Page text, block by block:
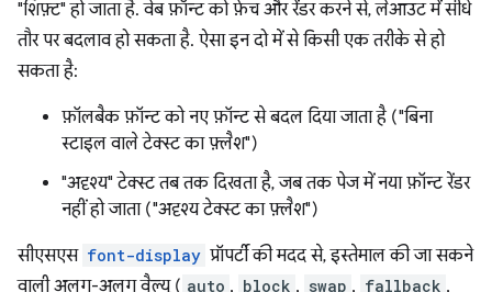
"शिफ़्ट" हो जाता है. वेब फ़ॉन्ट को फ़ेच और रेंडर करने से, लेआउट में सीधे
तौर पर बदलाव हो सकता है. ऐसा इन दो में से किसी एक तरीके से हो
सकता है:
फ़ॉलबैक फ़ॉन्ट को नए फ़ॉन्ट से बदल दिया जाता है ("बिना
स्टाइल वाले टेक्स्ट का फ़्लैश")
"अदृश्य" टेक्स्ट तब तक दिखता है, जब तक पेज में नया फ़ॉन्ट रेंडर
नहीं हो जाता ("अदृश्य टेक्स्ट का फ़्लैश")
सीएसएस font-display प्रॉपर्टी की मदद से, इस्तेमाल की जा सकने
वाली अलग-अलग वैल्यू ( auto , block , swap , fallback ,